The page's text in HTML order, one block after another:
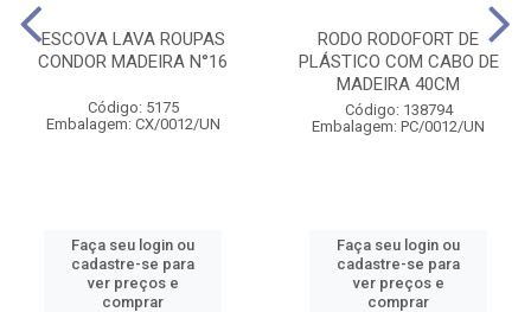
ESCOVA LAVA ROUPAS
CONDOR MADEIRA N°16
Código: 5175
Embalagem: CX/0012/UN
Faça seu login ou
cadastre-se para
ver preços e
comprar
RODO RODOFORT DE
PLÁSTICO COM CABO DE
MADEIRA 40CM
Código: 138794
Embalagem: PC/0012/UN
Faça seu login ou
cadastre-se para
ver preços e
comprar